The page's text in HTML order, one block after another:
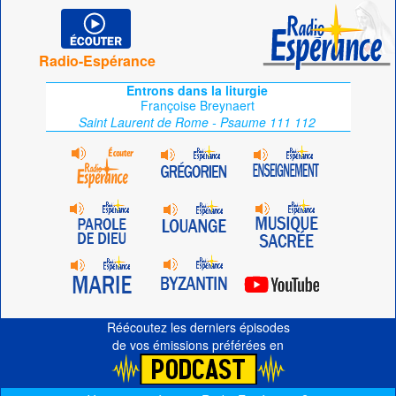
Radio-Espérance
Entrons dans la liturgie
Françoise Breynaert
Saint Laurent de Rome - Psaume 111 112
Réécoutez les derniers épisodes
de vos émissions préférées en